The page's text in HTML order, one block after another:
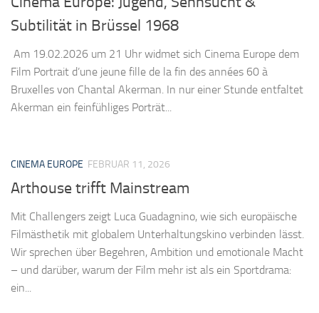
Subtilität in Brüssel 1968
Am 19.02.2026 um 21 Uhr widmet sich Cinema Europe dem
Film Portrait d’une jeune fille de la fin des années 60 à
Bruxelles von Chantal Akerman. In nur einer Stunde entfaltet
Akerman ein feinfühliges Porträt...
CINEMA EUROPE FEBRUAR 11, 2026
Arthouse trifft Mainstream
Mit Challengers zeigt Luca Guadagnino, wie sich europäische
Filmästhetik mit globalem Unterhaltungskino verbinden lässt.
Wir sprechen über Begehren, Ambition und emotionale Macht
– und darüber, warum der Film mehr ist als ein Sportdrama:
ein...